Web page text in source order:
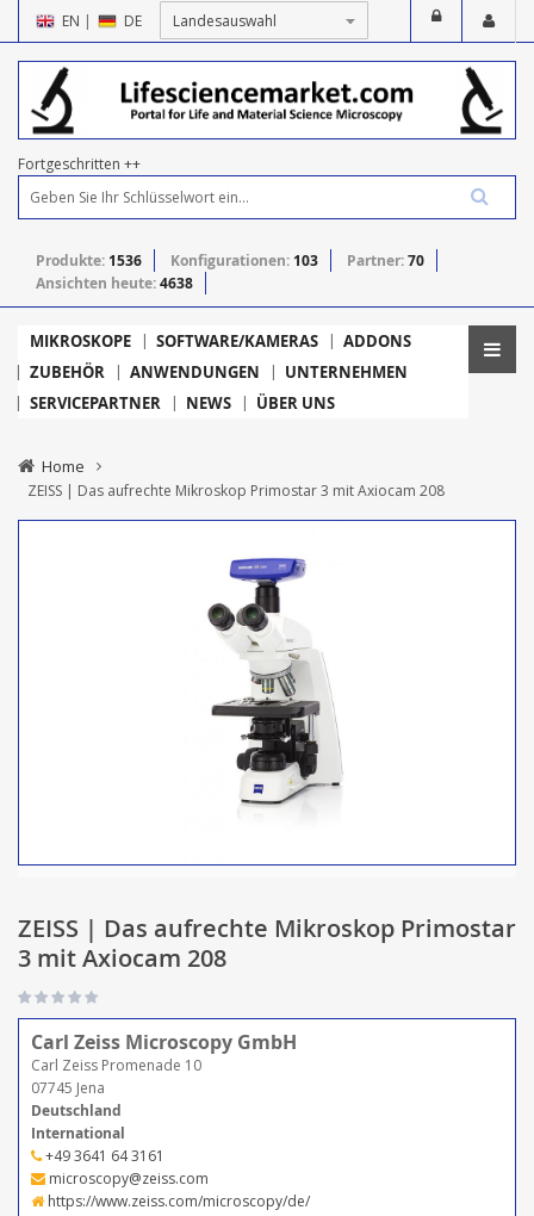
EN | DE
Fortgeschritten ++
Produkte: 1536 Konfigurationen: 103 Partner:70
Ansichten heute:4638
MIKROSKOPE SOFTWARE/KAMERAS
ADDONS
ZUBEHÖR
ANWENDUNGEN
UNTERNEHMEN
SERVICEPARTNER
NEWS ÜBER UNS
Home
ZEISS | Das aufrechte Mikroskop Primostar 3 mit Axiocam 208
ZEISS | Das aufrechte Mikroskop Primostar
3 mit Axiocam 208
Carl Zeiss Microscopy GmbH
Carl Zeiss Promenade 10
07745 Jena
Deutschland
International
+49 3641 64 3161
microscopy@zeiss.com
https://www.zeiss.com/microscopy/de/